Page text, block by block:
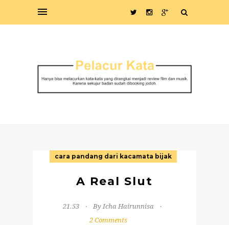
cara pandang dari kacamata bijak
A Real Slut
21.53
By Icha Hairunnisa
2 Comments